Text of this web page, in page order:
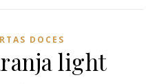
DOCES
light